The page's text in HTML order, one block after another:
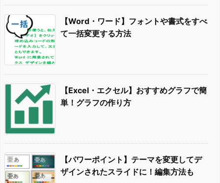
【Word・ワード】フォントや書式をすべ
て一括変更する方法
【Excel・エクセル】おすすめグラフで簡
単！グラフの作り方
【パワーポイント】テーマを変更してデ
ザインされたスライドに！編集方法も